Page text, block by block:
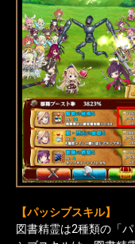
【パッシブスキル】
図書精霊は2種類の「